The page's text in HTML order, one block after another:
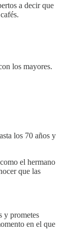
a decir que
los mayores.
los 70 años y
el hermano
que las
y prometes
en el que